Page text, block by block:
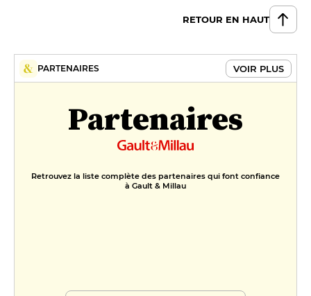
RETOUR EN HAUT
PARTENAIRES VOIR PLUS
Partenaires
Retrouvez la liste complète des partenaires qui font confiance
à Gault & Millau